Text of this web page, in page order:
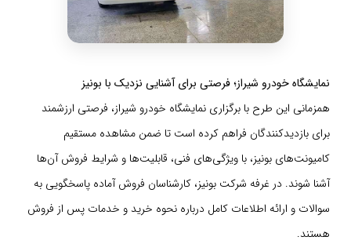
نمایشگاه خودرو شیراز؛ فرصتی برای آشنایی نزدیک با بونیز
همزمانی این طرح با برگزاری نمایشگاه خودرو شیراز، فرصتی ارزشمند
برای بازدیدکنندگان فراهم کرده است تا ضمن مشاهده مستقیم
کامیونت‌های بونیز، با ویژگی‌های فنی، قابلیت‌ها و شرایط فروش آن‌ها
آشنا شوند. در غرفه شرکت بونیز، کارشناسان فروش آماده پاسخگویی به
سوالات و ارائه اطلاعات کامل درباره نحوه خرید و خدمات پس از فروش
هستند.